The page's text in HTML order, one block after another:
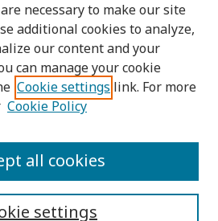
necessary to make our site
additional cookies to analyze,
our content and your
can manage your cookie
Cookie settings link. For more
Cookie Policy
settings
all cookies